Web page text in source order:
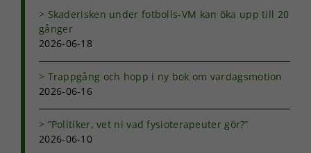
Skaderisken under fotbolls-VM kan öka upp till 20
gånger
2026-06-18
Trappgång och hopp i ny bok om vardagsmotion
2026-06-16
”Politiker, vet ni vad fysioterapeuter gör?”
2026-06-10